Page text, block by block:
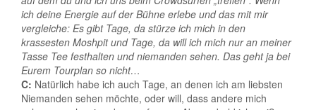
ich deine Energie auf der Bühne erlebe und das mit mir
vergleiche: Es gibt Tage, da stürze ich mich in den
krassesten Moshpit und Tage, da will ich mich nur an meiner
Tasse Tee festhalten und niemanden sehen. Das geht ja bei
Eurem Tourplan so nicht…
C: Natürlich habe ich auch Tage, an denen ich am liebsten
Niemanden sehen möchte, oder will, dass andere mich